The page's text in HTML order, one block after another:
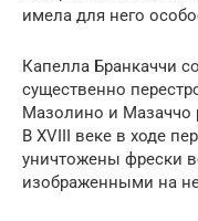
имела для него
Капелла Бранкаччи
существенно
Мазолино и Мазаччо
В XVIII веке в ходе
уничтожены фрески
изображенными на